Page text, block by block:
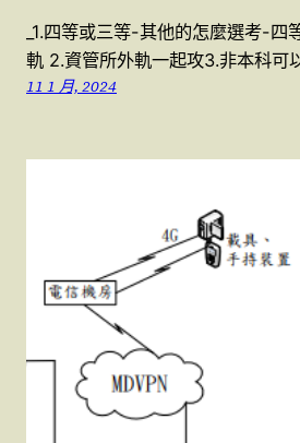
_1.四等或三等-其他的怎麼選考-
軌 2.資管所外軌一起攻3.非本科可
11 1 月, 2024